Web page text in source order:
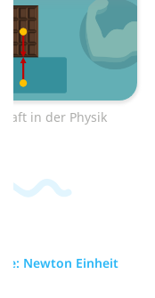
in der Physik
Newton Einheit